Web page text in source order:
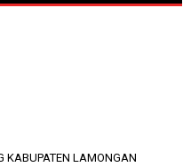
LAMONGAN